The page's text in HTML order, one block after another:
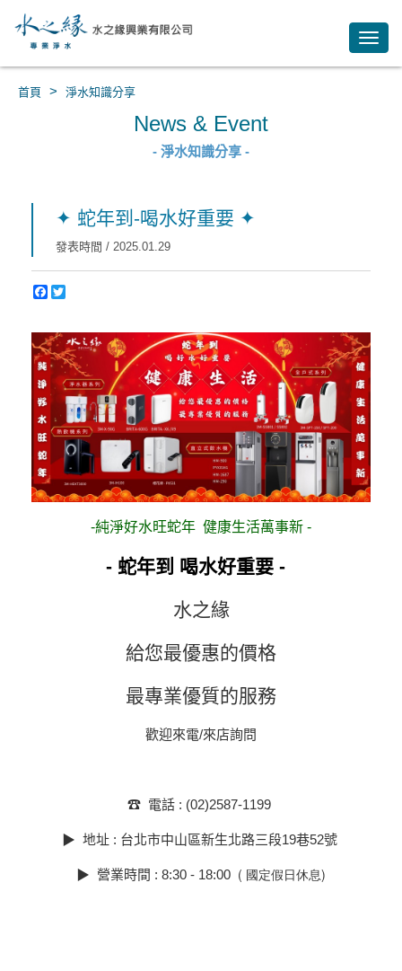
首頁 > 淨水知識分享
News & Event
- 淨水知識分享 -
✦ 蛇年到-喝水好重要 ✦
發表時間 / 2025.01.29
-純淨好水旺蛇年 健康生活萬事新 -
- 蛇年到 喝水好重要 -
水之緣
給您最優惠的價格
最專業優質的服務
歡迎來電/來店詢問
☎︎ 電話 : (02)2587-1199
▶︎ 地址 : 台北市中山區新生北路三段19巷52號
▶︎ 營業時間 : 8:30 - 18:00 ( 國定假日休息)